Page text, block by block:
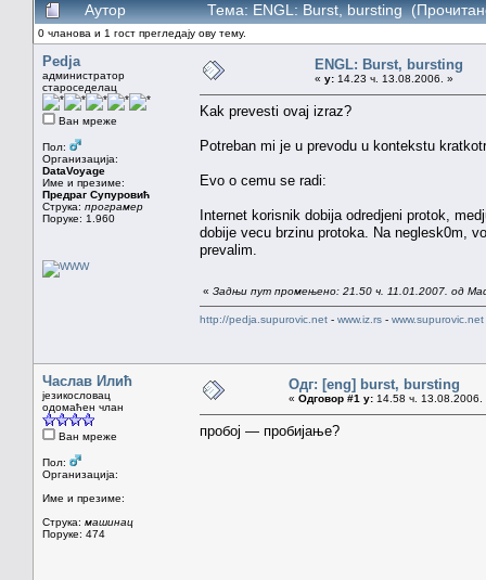
Аутор Тема: ENGL: Burst, bursting
0 чланова и 1 гост прегледају ову тему.
Pedja
администратор
староседелац
Ван мреже
Пол:
Организација:
DataVoyage
Име и презиме:
Предраг Супуровић
Струка: програмер
Поруке: 1.960
ENGL: Burst, bursting
« у: 14.23 ч. 13.08.2006. »
Kak prevesti ovaj izraz?
Potreban mi je u prevodu u kontekstu
Evo o cemu se radi:
Internet korisnik dobija odredjeni protok,
dobije vecu brzinu protoka. Na neglesk0m,
prevalim.
« Задњи пут промењено: 21.50 ч. 11.01.2007. од
http://pedja.supurovic.net - www.iz.rs - www.supurovic.net
Часлав Илић
језикословац
одомаћен члан
Ван мреже
Пол:
Организација:
Име и презиме:
Струка: машинац
Поруке: 474
Одг: [eng] burst, bursting
« Одговор #1 у: 14.58 ч. 13.08.2006.
пробој — пробијање?